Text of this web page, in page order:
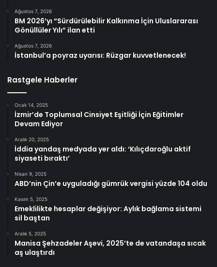
Ağustos 7, 2026
BM 2026’yı “Sürdürülebilir Kalkınma İçin Uluslararası
Gönüllüler Yılı” ilan etti
Ağustos 7, 2026
İstanbul’a poyraz uyarısı: Rüzgar kuvvetlenecek!
Rastgele Haberler
Ocak 14, 2025
İzmir’de Toplumsal Cinsiyet Eşitliği İçin Eğitimler
Devam Ediyor
Aralık 20, 2025
İddia yandaş medyada yer aldı: ‘Kılıçdaroğlu aktif
siyaseti bıraktı’
Nisan 9, 2025
ABD’nin Çin’e uyguladığı gümrük vergisi yüzde 104 oldu
Kasım 5, 2025
Emeklilikte hesaplar değişiyor: Aylık bağlama sistemi
sil baştan
Aralık 5, 2025
Manisa Şehzadeler Aşevi, 2025’te de vatandaşa sıcak
aş ulaştırdı